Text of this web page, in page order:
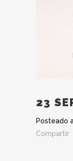
23
Posteado
Compartir